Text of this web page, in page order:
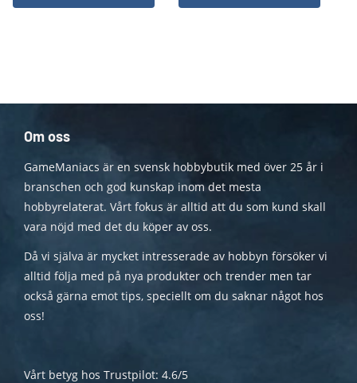
Om oss
GameManiacs är en svensk hobbybutik med över 25 år i
branschen och god kunskap inom det mesta
hobbyrelaterat. Vårt fokus är alltid att du som kund skall
vara nöjd med det du köper av oss.
Då vi själva är mycket intresserade av hobbyn försöker vi
alltid följa med på nya produkter och trender men tar
också gärna emot tips, speciellt om du saknar något hos
oss!
Vårt betyg hos Trustpilot: 4.6/5